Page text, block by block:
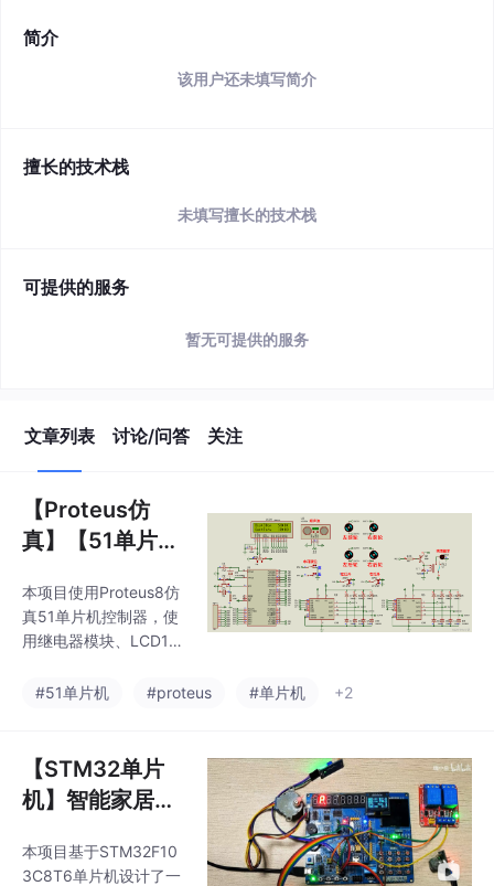
简介
该用户还未填写简介
擅长的技术栈
未填写擅长的技术栈
可提供的服务
暂无可提供的服务
文章列表 讨论/问答 关注
【Proteus仿
真】【51单片
系统设计
本项目使用Proteus8仿
真51单片机控制器，使
用继电器模块、LCD16
块、电机驱动模块、SR
能：植保机器人能够实
现红外线寻迹超声波避
障，能够前进后退转
轨迹时水泵不喷洒，找
#51单片机 #proteus #单片机 +2
【STM32单片
机】智能家居控
智云
本项目基于STM32F10
3C8T6单片机设计了一